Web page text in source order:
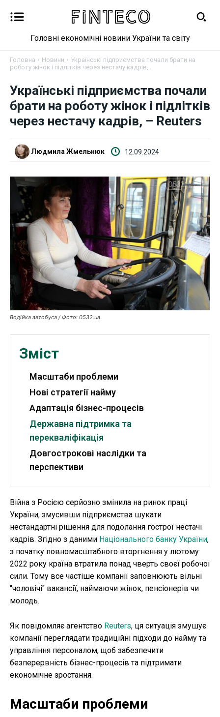
Бізнес
Фінанси
Валютний ринок
Криптовалюта
Робота і освіта
Публікації
ФОП
Головні економічні новини України та світу
Головна Новини
Українські підприємства почали брати на
роботу жінок і підлітків через нестачу кадрів,...
Українські підприємства почали
брати на роботу жінок і підлітків
через нестачу кадрів, – Reuters
Людмила Жмельнюк 12.09.2024
Водійка автобуса / Фото: 0532.ua
Зміст
Масштаби проблеми
Нові стратегії найму
Адаптація бізнес-процесів
Державна підтримка та
перекваліфікація
Довгострокові наслідки та
перспективи
Війна з Росією серйозно змінила на ринок праці
України, змусивши підприємства шукати
нестандартні рішення для подолання гострої нестачі
кадрів. Згідно з даними Національного банку України,
з початку повномасштабного вторгнення у лютому
2022 року країна втратила понад чверть своєї робочої
сили. Тому все частіше компанії заповнюють вільні
"чоловічі" вакансії, наймаючи жінок, пенсіонерів чи
молодь.
Як повідомляє агентство Reuters, ця ситуація змушує
компанії переглядати традиційні підходи до найму та
управління персоналом, щоб забезпечити
безперервність бізнес-процесів та підтримати
економічне зростання.
Масштаби проблеми